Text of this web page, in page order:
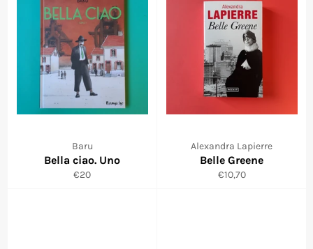
Baru
Bella ciao. Uno
Prix
€20
Alexandra Lapierre
Belle Greene
Prix
€10,70